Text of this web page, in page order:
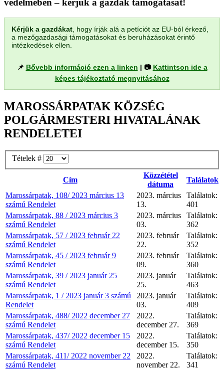
védelmében – kérjük a gazdák támogatását!
Kérjük a gazdákat , hogy írják alá a petíciót az EU-ból érkező,
a mezőgazdasági támogatásokat és beruházásokat érintő
intézkedések ellen.
📌 Bővebb információ ezen a linken | 📷 Kattintson ide a
képes tájékoztató megnyitásához
MAROSSÁRPATAK KÖZSÉG
POLGÁRMESTERI HIVATALÁNAK
RENDELETEI
Tételek #
Cím
Közzététel
dátuma
Találatok
Marossárpatak, 108/ 2023 március 13
számú Rendelet
2023. március
13.
Találatok:
401
Marossárpatak, 88 / 2023 március 3
számú Rendelet
2023. március
03.
Találatok:
362
Marossárpatak, 57 / 2023 február 22
számú Rendelet
2023. február
22.
Találatok:
352
Marossárpatak, 45 / 2023 február 9
számú Rendelet
2023. február
09.
Találatok:
360
Marossárpatak, 39 / 2023 január 25
számú Rendelet
2023. január
25.
Találatok:
463
Marossárpatak, 1 / 2023 január 3 számú
Rendelet
2023. január
03.
Találatok:
409
Marossárpatak, 488/ 2022 december 27
számú Rendelet
2022.
december 27.
Találatok:
369
Marossárpatak, 437/ 2022 december 15
számú Rendelet
2022.
december 15.
Találatok:
350
Marossárpatak, 411/ 2022 november 22
számú Rendelet
2022.
november 22.
Találatok:
341